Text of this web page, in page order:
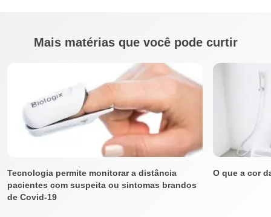
Mais matérias que você pode curtir
Tecnologia permite monitorar a distância
pacientes com suspeita ou sintomas brandos
de Covid-19
O que a cor